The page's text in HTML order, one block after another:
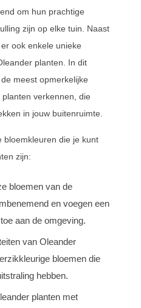
om hun prachtige
zijn op elke tuin. Naast
ook enkele unieke
planten. In dit
meest opmerkelijke
verkennen, die
in jouw buitenruimte.
bloemkleuren die je kunt
zijn:
bloemen van de
en voegen een
aan de omgeving.
van Oleander
bloemen die
hebben.
planten met